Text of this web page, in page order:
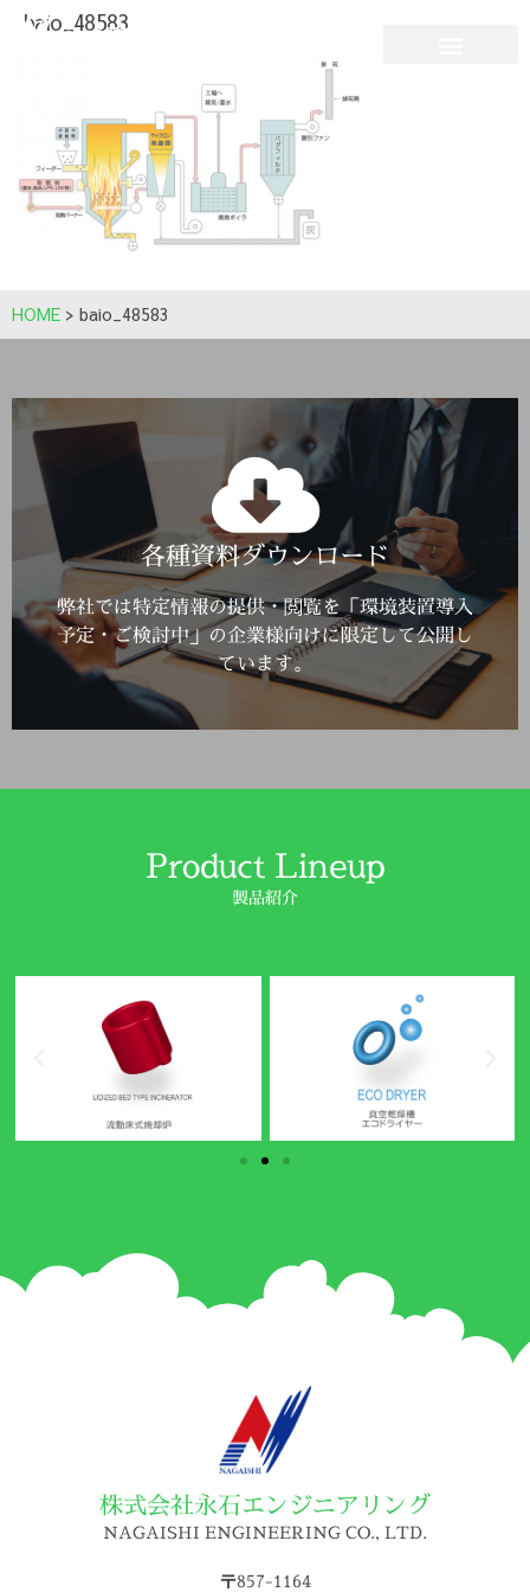
baio_48583
HOME > baio_48583
各種資料ダウンロード
弊社では特定情報の提供・閲覧を「環境装置導入
予定・ご検討中」の企業様向けに限定して公開し
ています。
詳しくはこちら
Click Here
Product Lineup
製品紹介
株式会社永石エンジニアリング
NAGAISHI ENGINEERING CO., LTD.
〒857-1164